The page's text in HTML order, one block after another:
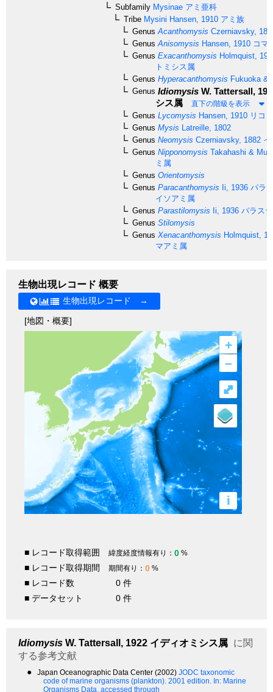
Subfamily Mysinae アミ亜科
Tribe Mysini Hansen, 1910 アミ族
Genus Acanthomysis Czerniavsky,
Genus Anisomysis Hansen, 1910 コマ
Genus Exacanthomysis Holmquist,
トミシス属
Genus Hyperacanthomysis Fukuoka &
Genus Idiomysis W. Tattersall,
シス属
直下の階級を表示
Genus Lycomysis Hansen, 1910 リコ
Genus Mysis Latreille, 1802
Genus Neomysis Czerniavsky, 1882
Genus Nipponomysis Takahashi &
ミ属
Genus Orientomysis
Genus Paracanthomysis Ii, 1936 パラ
イソアミ属
Genus Parastilomysis Ii, 1936 パラス
Genus Stilomysis
Genus Xenacanthomysis Holmquist,
マアミ属
生物出現レコード 概要
生物出現レコード →
[地図・概要]
+
–
i
⤢
■ レコード取得範囲 緯度経度情報有り： 0 %
■ レコード取得期間 期間有り： 0 %
■ レコード数
0 件
■ データセット
0 件
Idiomysis W. Tattersall, 1922 イディオミシス属 に関
する参考文献
● Japan Oceanographic Data Center (2002) JODC taxonomic
code of marine organisms (plankton). 2001 edition. In: Marine
Organisms Data, accessed through